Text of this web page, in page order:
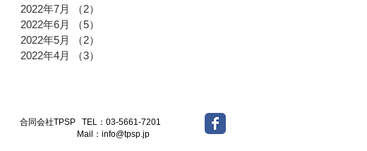
2022年7月
（2）
2022年6月
（5）
2022年5月
（2）
2022年4月
（3）
TEL：03-5661-7201
： info@tpsp.jp